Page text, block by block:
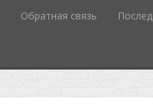
Обратная связь